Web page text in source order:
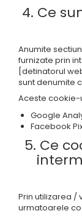
4. Ce
Anumite
furnizate prin
[detinatorul
sunt denumite
Aceste cookie-
Google
Facebook
5. Ce
Prin utilizarea /
urmatoarele